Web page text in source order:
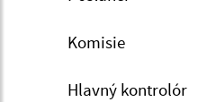
Komisie
Hlavný kontrolór